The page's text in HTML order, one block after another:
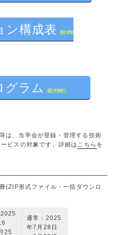
ン構成表
グラム
は、当学会が登録・管理する技術
ビスの対象です。詳細は こちら を
(ZIP形式ファイル・一括ダウンロ
25
通常：2025
年7月28日